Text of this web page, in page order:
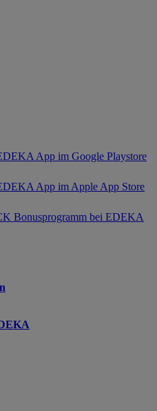
App im Google Playstore
App im Apple App Store
Bonusprogramm bei EDEKA